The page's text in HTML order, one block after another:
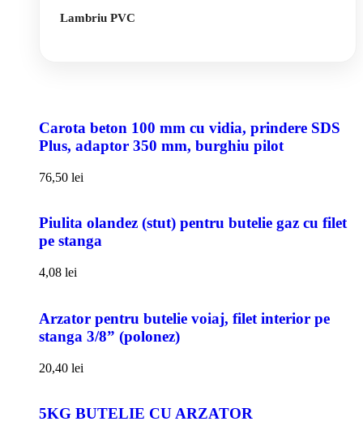
Lambriu PVC
Carota beton 100 mm cu vidia, prindere SDS
Plus, adaptor 350 mm, burghiu pilot
76,50 lei
Piulita olandez (stut) pentru butelie gaz cu filet
pe stanga
4,08 lei
Arzator pentru butelie voiaj, filet interior pe
stanga 3/8” (polonez)
20,40 lei
5KG BUTELIE CU ARZATOR